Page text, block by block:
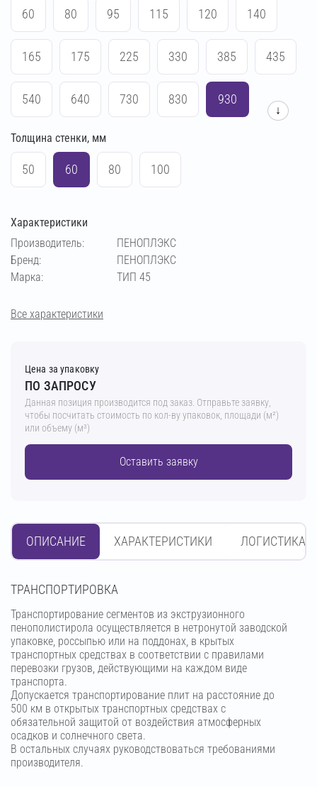
60 80 95 115 120 140
165 175 225 330 385 435
540 640 730 830 930
1030 1230
↓
Толщина стенки, мм
50 60 80 100
Характеристики
Производитель:
ПЕНОПЛЭКС
Бренд:
ПЕНОПЛЭКС
Марка:
ТИП 45
Все характеристики
Цена за упаковку
ПО ЗАПРОСУ
Данная позиция производится под заказ. Отправьте заявку,
чтобы посчитать стоимость по кол-ву упаковок, площади (м²)
или объему (м³)
Оставить заявку
ОПИСАНИЕ ХАРАКТЕРИСТИКИ ЛОГИСТИКА
ТРАНСПОРТИРОВКА
Транспортирование сегментов из экструзионного
пенополистирола осуществляется в нетронутой заводской
упаковке, россыпью или на поддонах, в крытых
транспортных средствах в соответствии с правилами
перевозки грузов, действующими на каждом виде
транспорта.
Допускается транспортирование плит на расстояние до
500 км в открытых транспортных средствах с
обязательной защитой от воздействия атмосферных
осадков и солнечного света.
В остальных случаях руководствоваться требованиями
производителя.